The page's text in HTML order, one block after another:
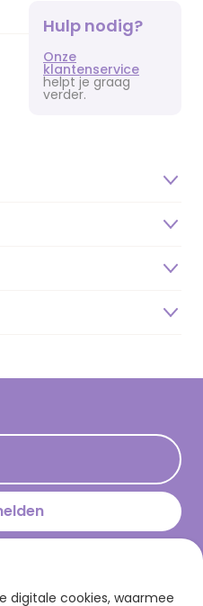
Hulp nodig?
Onze
klantenservice
helpt je graag
verder.
digitale cookies, waarmee